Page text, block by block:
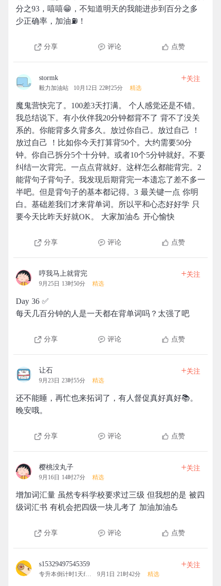
分之93，嘻嘻😁，不知道明天的我能进步到百分之多
少正确率，加油⛽！
分享 评论 点赞
stormk
毅力加油站 10月12日 22时25分 精选
+关注
魔鬼营快完了。100差3天打满。 个人感觉还是不错。
我总结说下。有小伙伴我20分钟都背不了 背不了没关
系的。你能背多久背多久。放过你自己。放过自己 ！
放过自己 ！比如你今天打算背50个。大约需要50分
钟。你自己拆分5个十分钟。或者10个5分钟就好。不要
纠结一次背完。一点点背就好。这样怎么都能背完。2
能背句子背句子。我发现后期背完一本遗忘了差不多一
半吧。但是背句子的基本都记得。3 最关键一点 你明
白。基础差我们才来背单词。所以平和心态好好学 只
要今天比昨天好就OK。 大家加油💪 开心愉快
分享 评论 点赞
哼我马上就背完
9月25日 13时50分 精选
+关注
Day 36 ✅
每天几百分钟的人是一天都在背单词吗？太强了吧
分享 评论 点赞
让石
9月23日 23时55分 精选
+关注
还不能睡，再忙也来拓词了，有人督促真好真好📚。
晚安哦。
分享 评论 点赞
樱桃没丸子
9月16日 14时27分 精选
+关注
增加词汇量 虽然专科学校要求过三级 但我想的是 被四
级词汇书 有机会把四级一块儿考了 加油加油💪
分享 评论 点赞
s15329497545359
专升本倒计时1天fighting 9月1日 21时42分 精选
+关注